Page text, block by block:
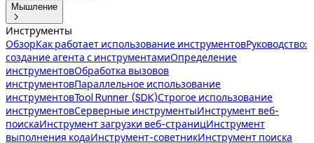
Мышление

Инструменты
ОбзорКак работает использование инструментовРуководство:
создание агента с инструментамиОпределение
инструментовОбработка вызовов
инструментовПараллельное использование
инструментовTool Runner (SDK)Строгое использование
инструментовСерверные инструментыИнструмент веб-
поискаИнструмент загрузки веб-страницИнструмент
выполнения кодаИнструмент-советникИнструмент поиска